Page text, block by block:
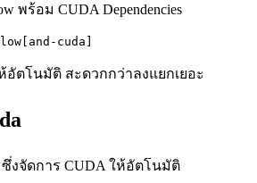
พร้อม CUDA Dependencies
cuda]
อัตโนมัติ สะดวกกว่าลงแยกเยอะ
ซึ่งจัดการ CUDA ให้อัตโนมัติ